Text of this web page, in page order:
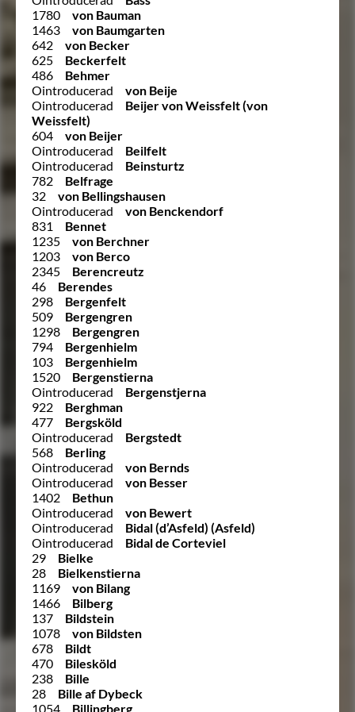
1780
von Bauman
1463
von Baumgarten
642
von Becker
625
Beckerfelt
486
Behmer
Ointroducerad
von Beije
Ointroducerad
Beijer von Weissfelt (von
Weissfelt)
604
von Beijer
Ointroducerad
Beilfelt
Ointroducerad
Beinsturtz
782
Belfrage
32
von Bellingshausen
Ointroducerad
von Benckendorf
831
Bennet
1235
von Berchner
1203
von Berco
2345
Berencreutz
46
Berendes
298
Bergenfelt
509
Bergengren
1298
Bergengren
794
Bergenhielm
103
Bergenhielm
1520
Bergenstierna
Ointroducerad
Bergenstjerna
922
Berghman
477
Bergsköld
Ointroducerad
Bergstedt
568
Berling
Ointroducerad
von Bernds
Ointroducerad
von Besser
1402
Bethun
Ointroducerad
von Bewert
Ointroducerad
Bidal (d’Asfeld) (Asfeld)
Ointroducerad
Bidal de Corteviel
29
Bielke
28
Bielkenstierna
1169
von Bilang
1466
Bilberg
137
Bildstein
1078
von Bildsten
678
Bildt
470
Bilesköld
238
Bille
28
Bille af Dybeck
1054
Billingberg